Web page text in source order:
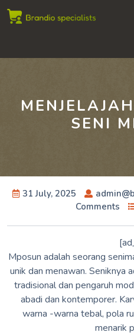
Skip
SENI
31 July, 2025
Comments
Mposun adalah seorang
unik dan menawan. Seniknya
tradisional dan pengaruh
abadi dan kontemporer.
warna -warna tebal, pola
menarik